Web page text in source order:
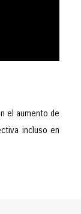
el aumento de
incluso en